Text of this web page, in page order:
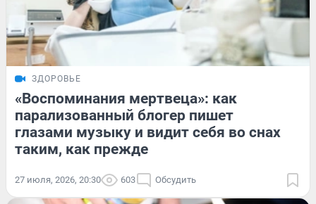
ЗДОРОВЬЕ
«Воспоминания мертвеца»: как
парализованный блогер пишет
глазами музыку и видит себя во снах
таким, как прежде
27 июля, 2026, 20:30 603 Обсудить